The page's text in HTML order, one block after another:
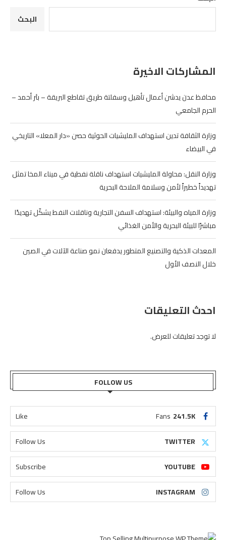
البحث
المشاركات الاخيرة
محافظ عدن يدشن أعمال تأهيل وسفلتة طريق تقاطع البريقة – بئر أحمد –
الحرم الجامعي
وزارة الثقافة تدين استهداف المليشيات الحوثية حصن «دار المعلا» التاريخي
في البيضاء
وزارة النقل: محاولة المليشيات استهداف ناقلة نفطية في ميناء المخا تمثل
تهديداً خطيراً لأمن وسلامة الملاحة البحرية
وزارة المياه والبيئة: استهداف السفن التجارية وناقلات النفط يشكّل تهديدًا
مباشرًا للبيئة البحرية والأمن الغذائي
المعدات الذكية والتصنيع المتطور يدفعان نمو صناعة الآلات في الصين
خلال النصف الأول
احدث التعليقات
لا توجد تعليقات للعرض.
FOLLOW US
241.5K
Fans
Like
TWITTER
Follow Us
YOUTUBE
Subscribe
INSTAGRAM
Follow Us